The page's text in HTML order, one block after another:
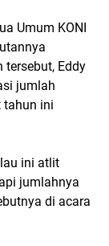
Umum KONI
Eddy
jumlah
tahun ini
ini atlit
jumlahnya
di acara